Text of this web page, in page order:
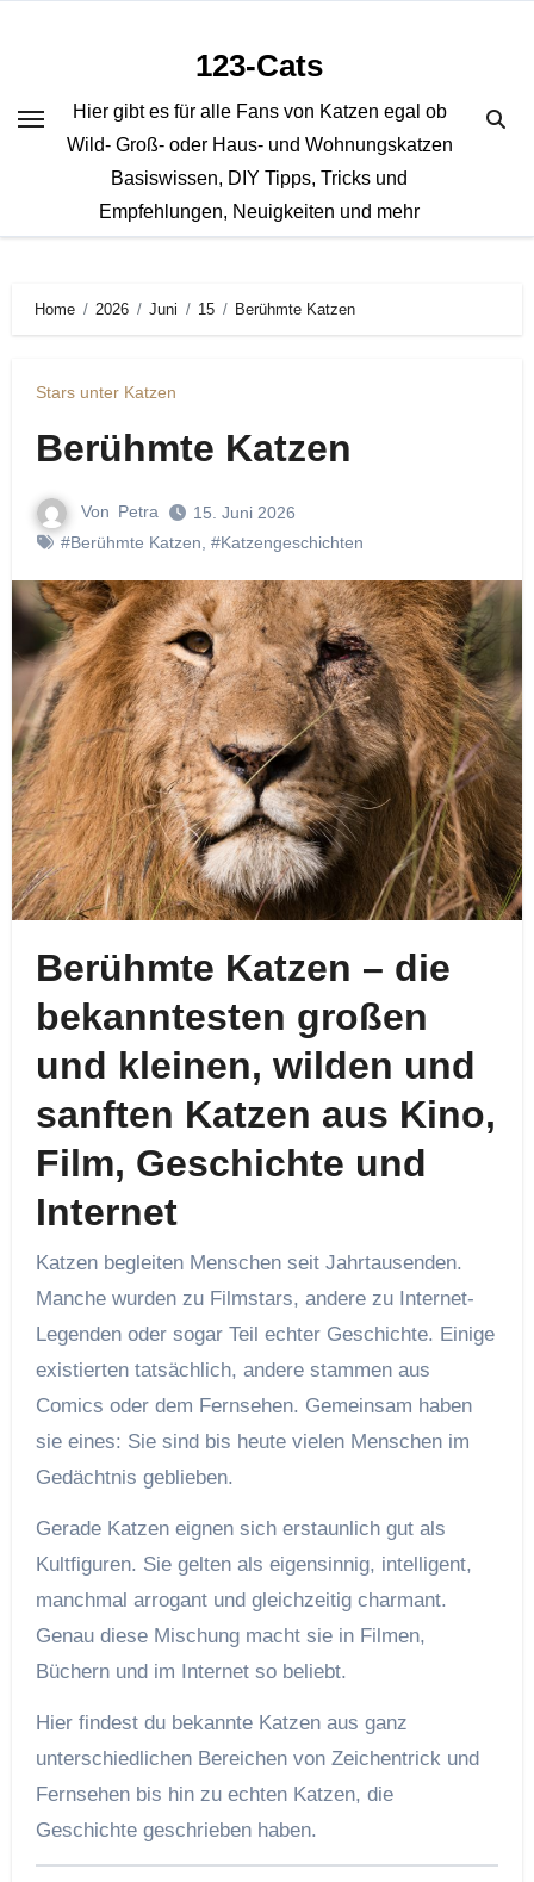
123-Cats
Hier gibt es für alle Fans von Katzen egal ob
Wild- Groß- oder Haus- und Wohnungskatzen
Basiswissen, DIY Tipps, Tricks und
Empfehlungen, Neuigkeiten und mehr
Home 2026 Juni 15 Berühmte Katzen
Stars unter Katzen
Berühmte Katzen
Von Petra
15. Juni 2026
#Berühmte Katzen #Katzengeschichten
Berühmte Katzen – die
bekanntesten großen
und kleinen, wilden und
sanften Katzen aus Kino,
Film, Geschichte und
Internet
Katzen begleiten Menschen seit Jahrtausenden.
Manche wurden zu Filmstars, andere zu Internet-
Legenden oder sogar Teil echter Geschichte. Einige
existierten tatsächlich, andere stammen aus
Comics oder dem Fernsehen. Gemeinsam haben
sie eines: Sie sind bis heute vielen Menschen im
Gedächtnis geblieben.
Gerade Katzen eignen sich erstaunlich gut als
Kultfiguren. Sie gelten als eigensinnig, intelligent,
manchmal arrogant und gleichzeitig charmant.
Genau diese Mischung macht sie in Filmen,
Büchern und im Internet so beliebt.
Hier findest du bekannte Katzen aus ganz
unterschiedlichen Bereichen von Zeichentrick und
Fernsehen bis hin zu echten Katzen, die
Geschichte geschrieben haben.